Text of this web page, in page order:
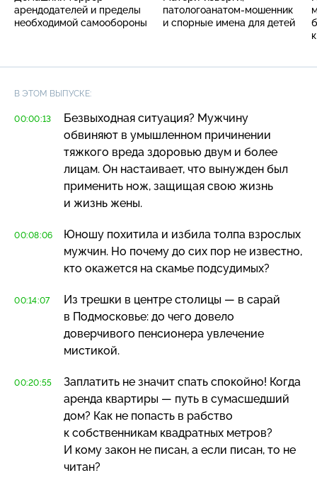
арендодателей и пределы
необходимой самообороны
патологоанатом-мошенник
и спорные имена для детей
В ЭТОМ ВЫПУСКЕ:
00:00:13
Безвыходная ситуация? Мужчину
обвиняют в умышленном причинении
тяжкого вреда здоровью двум и более
лицам. Он настаивает, что вынужден был
применить нож, защищая свою жизнь
и жизнь жены.
00:08:06
Юношу похитила и избила толпа взрослых
мужчин. Но почему до сих пор не известно,
кто окажется на скамье подсудимых?
00:14:07
Из трешки в центре столицы — в сарай
в Подмосковье: до чего довело
доверчивого пенсионера увлечение
мистикой.
00:20:55
Заплатить не значит спать спокойно! Когда
аренда квартиры — путь в сумасшедший
дом? Как не попасть в рабство
к собственникам квадратных метров?
И кому закон не писан, а если писан, то не
читан?